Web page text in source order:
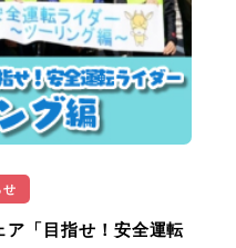
せ
「目指せ！安全運転